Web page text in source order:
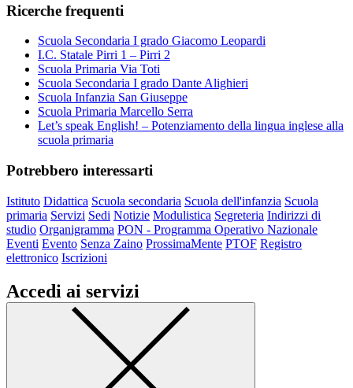
Ricerche frequenti
Scuola Secondaria I grado Giacomo Leopardi
I.C. Statale Pirri 1 – Pirri 2
Scuola Primaria Via Toti
Scuola Secondaria I grado Dante Alighieri
Scuola Infanzia San Giuseppe
Scuola Primaria Marcello Serra
Let’s speak English! – Potenziamento della lingua inglese alla
scuola primaria
Potrebbero interessarti
Istituto Didattica Scuola secondaria Scuola dell'infanzia Scuola
primaria Servizi Sedi Notizie Modulistica Segreteria Indirizzi di
studio Organigramma PON - Programma Operativo Nazionale
Eventi Evento Senza Zaino ProssimaMente PTOF Registro
elettronico Iscrizioni
Accedi ai servizi